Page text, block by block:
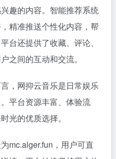
趣的内容。智能推荐系统
精准推送个性化内容，帮
台还提供了收藏、评论、
之间的互动和交流。
，网抑云音乐是日常娱乐
平台资源丰富、体验流
光的优质选择。
mc.alger.fun，用户可直